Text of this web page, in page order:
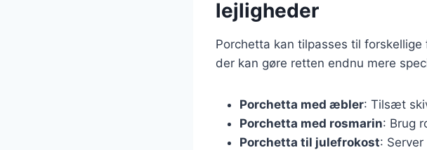
lejligheder
Porchetta kan tilpasses til
der kan gøre retten endnu mere
Porchetta med æbler: Tilsæt
Porchetta med rosmarin: Brug
Porchetta til julefrokost: